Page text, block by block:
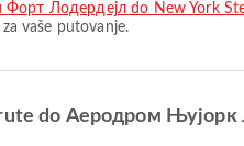
Лодердејл do New York
vaše putovanje.
do Аеродром Њујорк